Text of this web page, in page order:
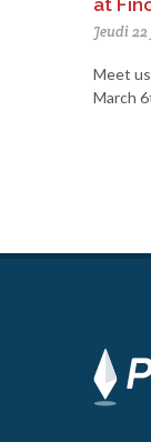
Jeudi
Meet
March